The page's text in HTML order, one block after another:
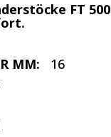
FT 500
MM:
16